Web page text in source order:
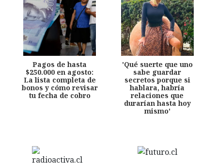
Pagos de hasta
$250.000 en agosto:
La lista completa de
bonos y cómo revisar
tu fecha de cobro
'Qué suerte que uno
sabe guardar
secretos porque si
hablara, habría
relaciones que
durarían hasta hoy
mismo'